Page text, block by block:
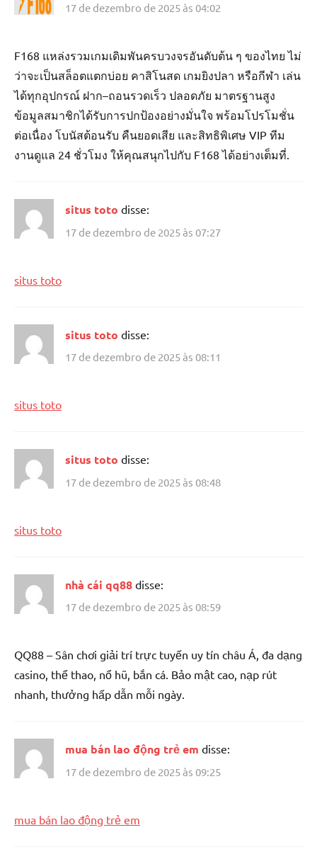
17 de dezembro de 2025 às 04:02
F168 แหล่งรวมเกมเดิมพันครบวงจรอันดับต้น ๆ ของไทย ไม่
ว่าจะเป็นสล็อตแตกบ่อย คาสิโนสด เกมยิงปลา หรือกีฬา เล่น
ได้ทุกอุปกรณ์ ฝาก–ถอนรวดเร็ว ปลอดภัย มาตรฐานสูง
ข้อมูลสมาชิกได้รับการปกป้องอย่างมั่นใจ พร้อมโปรโมชั่น
ต่อเนื่อง โบนัสต้อนรับ คืนยอดเสีย และสิทธิพิเศษ VIP ทีม
งานดูแล 24 ชั่วโมง ให้คุณสนุกไปกับ F168 ได้อย่างเต็มที่.
situs toto disse:
17 de dezembro de 2025 às 07:27
situs toto
situs toto disse:
17 de dezembro de 2025 às 08:11
situs toto
situs toto disse:
17 de dezembro de 2025 às 08:48
situs toto
nhà cái qq88 disse:
17 de dezembro de 2025 às 08:59
QQ88 – Sân chơi giải trí trực tuyến uy tín châu Á, đa dạng
casino, thể thao, nổ hũ, bắn cá. Bảo mật cao, nạp rút
nhanh, thưởng hấp dẫn mỗi ngày.
mua bán lao động trẻ em disse:
17 de dezembro de 2025 às 09:25
mua bán lao động trẻ em